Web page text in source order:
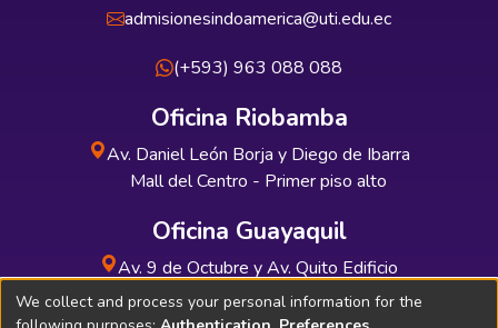
admisionesindoamerica@uti.edu.ec
(+593) 963 088 088
Oficina Riobamba
Av. Daniel León Borja y Diego de Ibarra
Mall del Centro - Primer piso alto
Oficina Guayaquil
Av. 9 de Octubre y Av. Quito Edificio
INDUAUTO - Planta baja
We collect and process your personal information for the